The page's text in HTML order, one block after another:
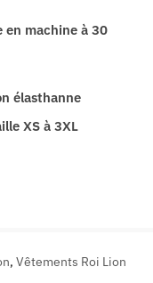
en machine à 30
élasthanne
XS à 3XL
, Vêtements Roi Lion